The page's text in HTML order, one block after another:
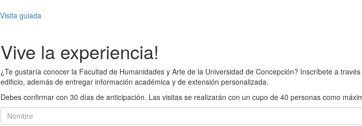
Visita guiada
Vive la experiencia!
¿Te gustaría conocer la Facultad de Humanidades y Arte de la Universidad de Concepción? Inscríbete a
edificio, además de entregar información académica y de extensión personalizada.
Debes confirmar con 30 días de anticipación. Las visitas se realizarán con un cupo de 40 personas como
Nombre